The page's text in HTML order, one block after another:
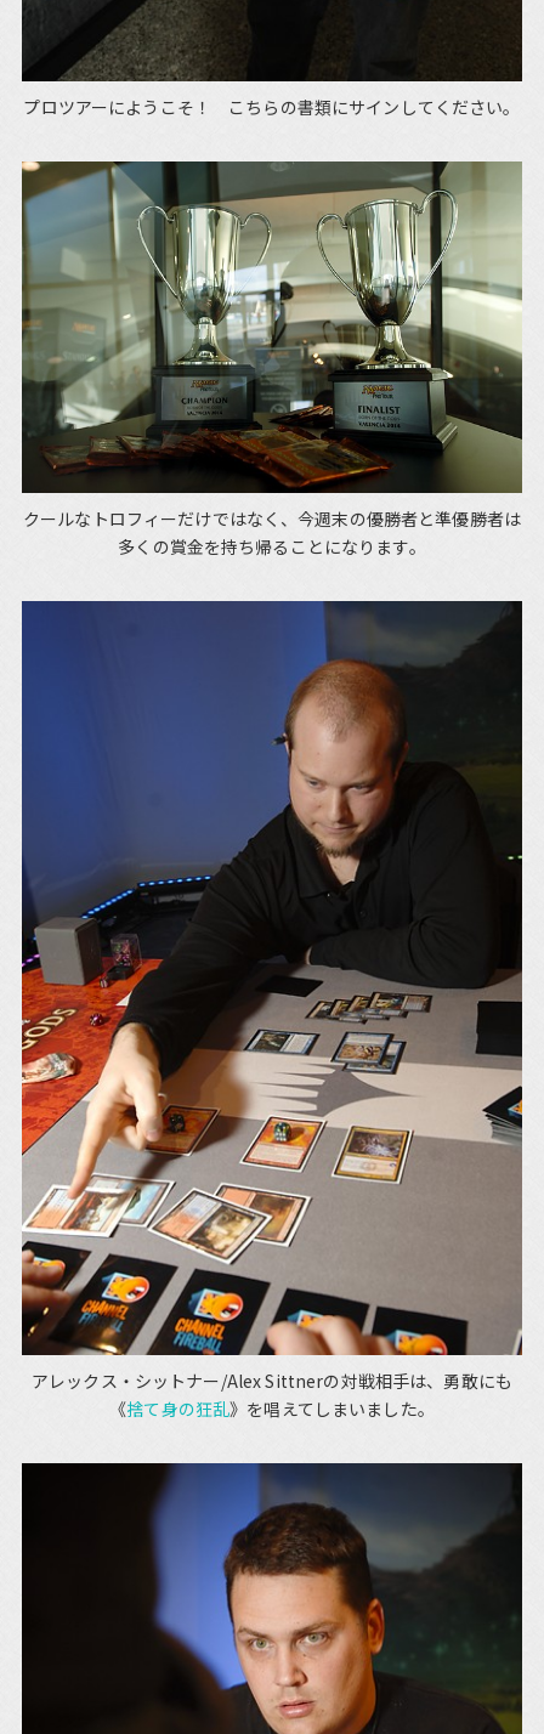
プロツアーにようこそ！ こちらの書類にサインしてください。
クールなトロフィーだけではなく、今週末の優勝者と準優勝者は
多くの賞金を持ち帰ることになります。
アレックス・シットナー/Alex Sittnerの対戦相手は、勇敢にも
《捨て身の狂乱》を唱えてしまいました。